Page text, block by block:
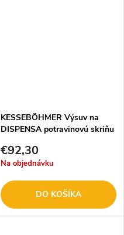
KESSEBÖHMER Výsuv na
DISPENSA potravinovú skriňu
€92,30
Na objednávku
DO KOŠÍKA